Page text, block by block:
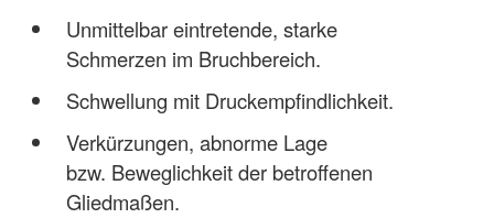
Unmittelbar eintretende, starke
Schmerzen im Bruchbereich.
Schwellung mit Druckempfindlichkeit.
Verkürzungen, abnorme Lage
bzw. Beweglichkeit der betroffenen
Gliedmaßen.